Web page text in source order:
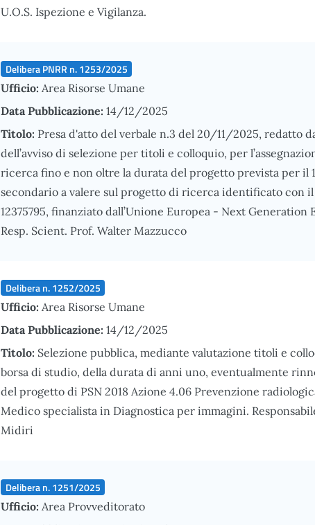
U.O.S. Ispezione e Vigilanza.
Delibera PNRR n. 1253/2025
Ufficio: Area Risorse Umane
Data Pubblicazione: 14/12/2025
Titolo: Presa d'atto del verbale n.3 del 20/11/2025, redatto
dell’avviso di selezione per titoli e colloquio, per
ricerca fino e non oltre la durata del progetto prevista per il
secondario a valere sul progetto di ricerca identificato con
12375795, finanziato dall’Unione Europea - Next Generation
Resp. Scient. Prof. Walter Mazzucco
Delibera n. 1252/2025
Ufficio: Area Risorse Umane
Data Pubblicazione: 14/12/2025
Titolo: Selezione pubblica, mediante valutazione titoli e
borsa di studio, della durata di anni uno, eventualmente
del progetto di PSN 2018 Azione 4.06 Prevenzione
Medico specialista in Diagnostica per immagini.
Midiri
Delibera n. 1251/2025
Ufficio: Area Provveditorato